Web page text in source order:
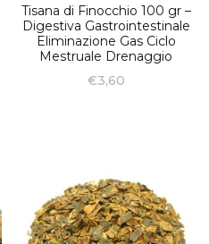
Tisana di Finocchio 100 gr –
Digestiva Gastrointestinale
Eliminazione Gas Ciclo
Mestruale Drenaggio
€3,60